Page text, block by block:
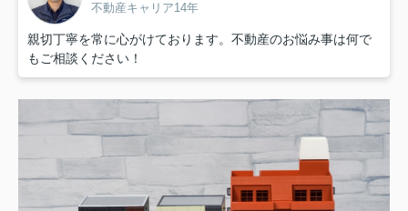
不動産キャリア14年
親切丁寧を常に心がけております。不動産のお悩み事は何で
もご相談ください！